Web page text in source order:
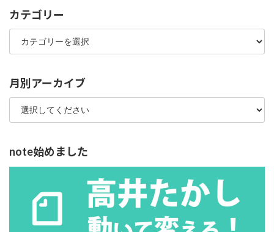
カテゴリー
カ
ゴ
ー
月別アーカイブ
note始めました